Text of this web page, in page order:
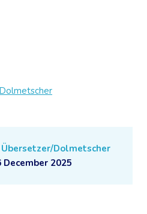
Dolmetscher
December 2025